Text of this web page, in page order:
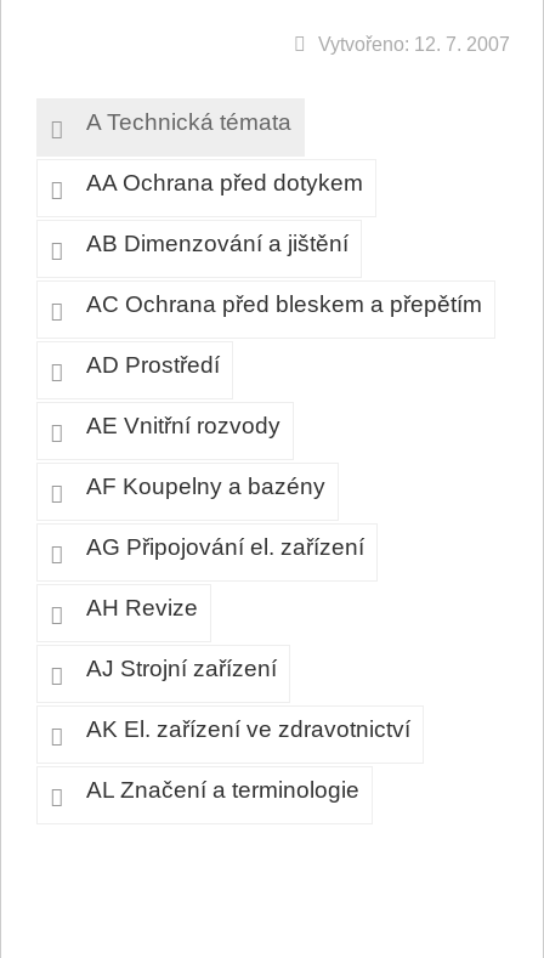
Vytvořeno: 12. 7. 2007
A Technická témata
AA Ochrana před dotykem
AB Dimenzování a jištění
AC Ochrana před bleskem a přepětím
AD Prostředí
AE Vnitřní rozvody
AF Koupelny a bazény
AG Připojování el. zařízení
AH Revize
AJ Strojní zařízení
AK El. zařízení ve zdravotnictví
AL Značení a terminologie